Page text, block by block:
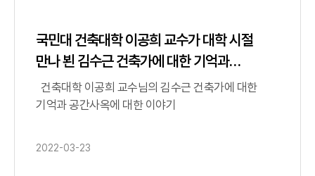
국민대 건축대학 이공희 교수가 대학 시절
만나 뵌 김수근 건축가에 대한 기억과
공간사옥에 대한 이야기~
2022-03-23